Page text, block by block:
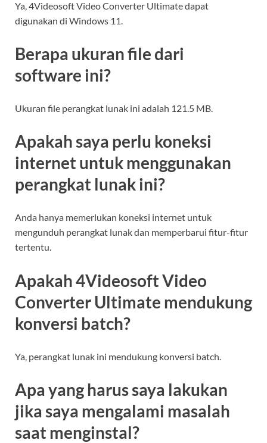
Ya, 4Videosoft Video Converter Ultimate dapat
digunakan di Windows 11.
Berapa ukuran file dari
software ini?
Ukuran file perangkat lunak ini adalah 121.5 MB.
Apakah saya perlu koneksi
internet untuk menggunakan
perangkat lunak ini?
Anda hanya memerlukan koneksi internet untuk
mengunduh perangkat lunak dan memperbarui fitur-fitur
tertentu.
Apakah 4Videosoft Video
Converter Ultimate mendukung
konversi batch?
Ya, perangkat lunak ini mendukung konversi batch.
Apa yang harus saya lakukan
jika saya mengalami masalah
saat menginstal?